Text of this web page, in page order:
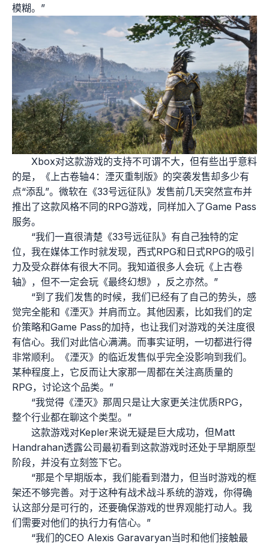
模糊。”
Xbox对这款游戏的支持不可谓不大，但有些出乎意料
的是，《上古卷轴4：湮灭重制版》的突袭发售却多少有
点“添乱”。微软在《33号远征队》发售前几天突然宣布并
推出了这款风格不同的RPG游戏，同样加入了Game Pass
服务。
“我们一直很清楚《33号远征队》有自己独特的定
位，我在媒体工作时就发现，西式RPG和日式RPG的吸引
力及受众群体有很大不同。我知道很多人会玩《上古卷
轴》，但不一定会玩《最终幻想》，反之亦然。”
“到了我们发售的时候，我们已经有了自己的势头，感
觉完全能和《湮灭》并肩而立。其他因素，比如我们的定
价策略和Game Pass的加持，也让我们对游戏的关注度很
有信心。我们对此信心满满。而事实证明，一切都进行得
非常顺利。《湮灭》的临近发售似乎完全没影响到我们。
某种程度上，它反而让大家那一周都在关注高质量的
RPG，讨论这个品类。”
“我觉得《湮灭》那周只是让大家更关注优质RPG，
整个行业都在聊这个类型。”
这款游戏对Kepler来说无疑是巨大成功，但Matt
Handrahan透露公司最初看到这款游戏时还处于早期原型
阶段，并没有立刻签下它。
“那是个早期版本，我们能看到潜力，但当时游戏的框
架还不够完善。对于这种有战术战斗系统的游戏，你得确
认这部分是可行的，还要确保游戏的世界观能打动人。我
们需要对他们的执行力有信心。”
“我们的CEO Alexis Garavaryan当时和他们接触最